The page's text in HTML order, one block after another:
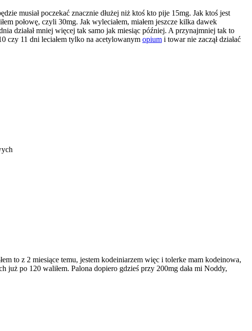
musiał poczekać znacznie dłużej niż ktoś kto pije 15mg. Jak ktoś jest
połowę, czyli 30mg. Jak wyleciałem, miałem jeszcze kilka dawek
działał mniej więcej tak samo jak miesiąc później. A przynajmniej tak to
czy 11 dni leciałem tylko na acetylowanym opium i towar nie zaczął działać
to z 2 miesiące temu, jestem kodeiniarzem więc i tolerke mam kodeinowa,
po 120 waliłem. Palona dopiero gdzieś przy 200mg dała mi Noddy,